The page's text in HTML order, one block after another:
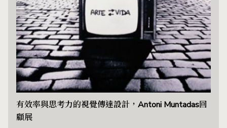
有效率與思考力的視覺傳達設計，Antoni Muntadas回
顧展